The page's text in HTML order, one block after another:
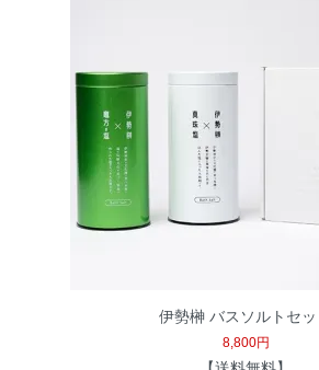
伊勢榊 バスソルトセッ
8,800円